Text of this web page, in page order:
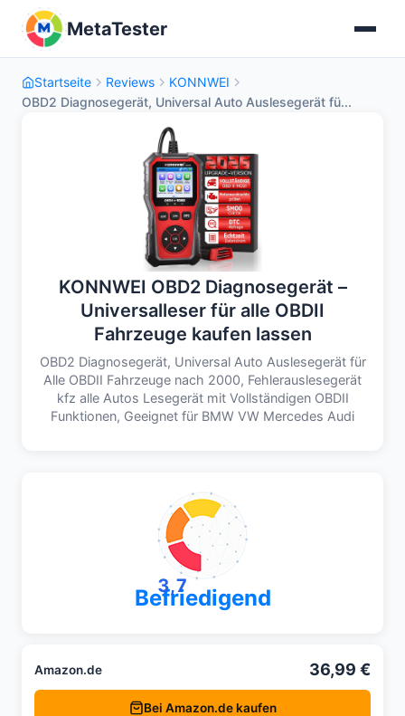
MetaTester
Startseite Reviews
KONNWEI
OBD2 Diagnosegerät, Universal Auto Auslesegerät fü...
KONNWEI OBD2 Diagnosegerät –
Universalleser für alle OBDII
Fahrzeuge kaufen lassen
OBD2 Diagnosegerät, Universal Auto Auslesegerät für
Alle OBDII Fahrzeuge nach 2000, Fehlerauslesegerät
kfz alle Autos Lesegerät mit Vollständigen OBDII
Funktionen, Geeignet für BMW VW Mercedes Audi
3,7
Befriedigend
Amazon.de 36,99 €
Bei Amazon.de kaufen